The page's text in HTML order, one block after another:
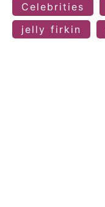
Celebrities
jelly firkin